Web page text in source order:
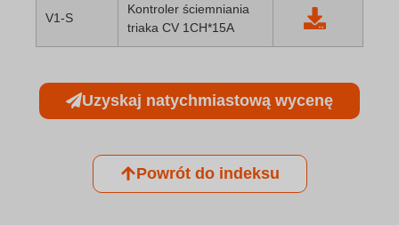
V1-S
Kontroler ściemniania
triaka CV 1CH*15A
Uzyskaj natychmiastową wycenę
Powrót do indeksu